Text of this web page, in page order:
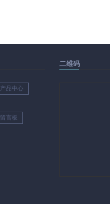
产品中心
留言板
二维码